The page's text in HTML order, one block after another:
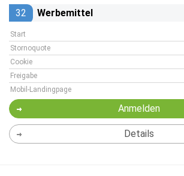
32 Werbemittel
Start
Stornoquote
Cookie
Freigabe
Mobil-Landingpage
Anmelden
Details